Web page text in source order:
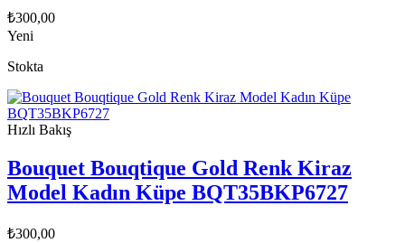
₺300,00
Yeni
Stokta
Hızlı Bakış
Bouquet Bouqtique Gold Renk Kiraz
Model Kadın Küpe BQT35BKP6727
₺300,00